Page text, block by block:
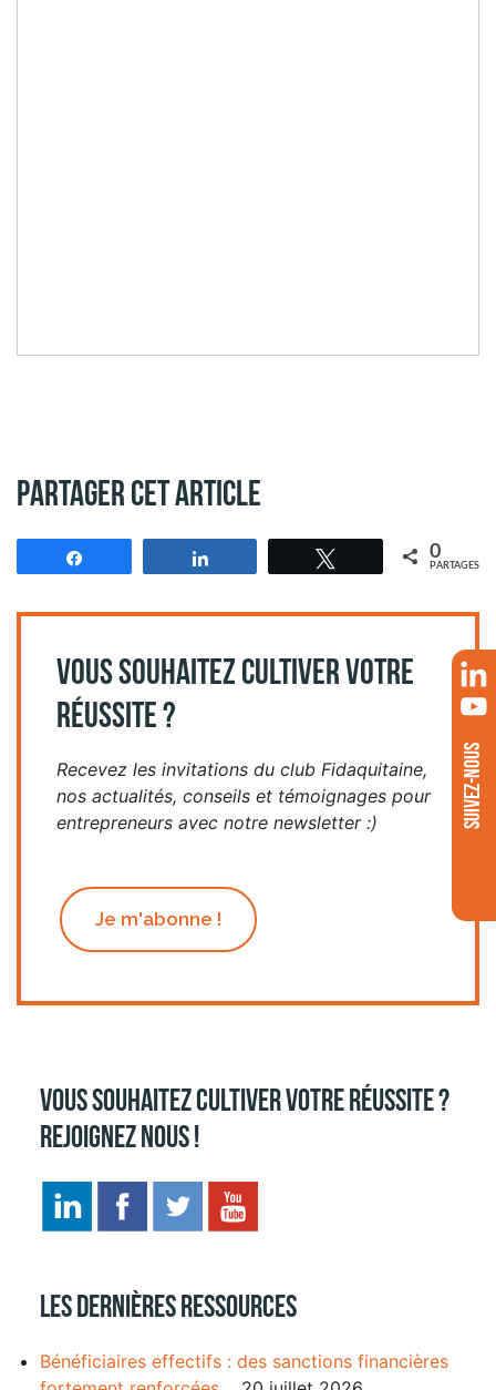
Partager cet article
Tweetez 0
PARTAGES
VOUS SOUHAITEZ CULTIVER VOTRE
RÉUSSITE ?
Recevez les invitations du club Fidaquitaine,
nos actualités, conseils et témoignages pour
entrepreneurs avec notre newsletter :)
Je m'abonne !
Vous souhaitez cultiver votre réussite ?
Rejoignez nous !
Les dernières ressources
Bénéficiaires effectifs : des sanctions financières
SUIVEZ-NOUS